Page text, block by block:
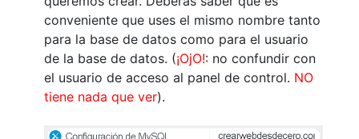
conveniente que uses el mismo nombre tanto
para la base de datos como para el usuario
de la base de datos. (¡OjO!: no confundir con
el usuario de acceso al panel de control. NO
tiene nada que ver).